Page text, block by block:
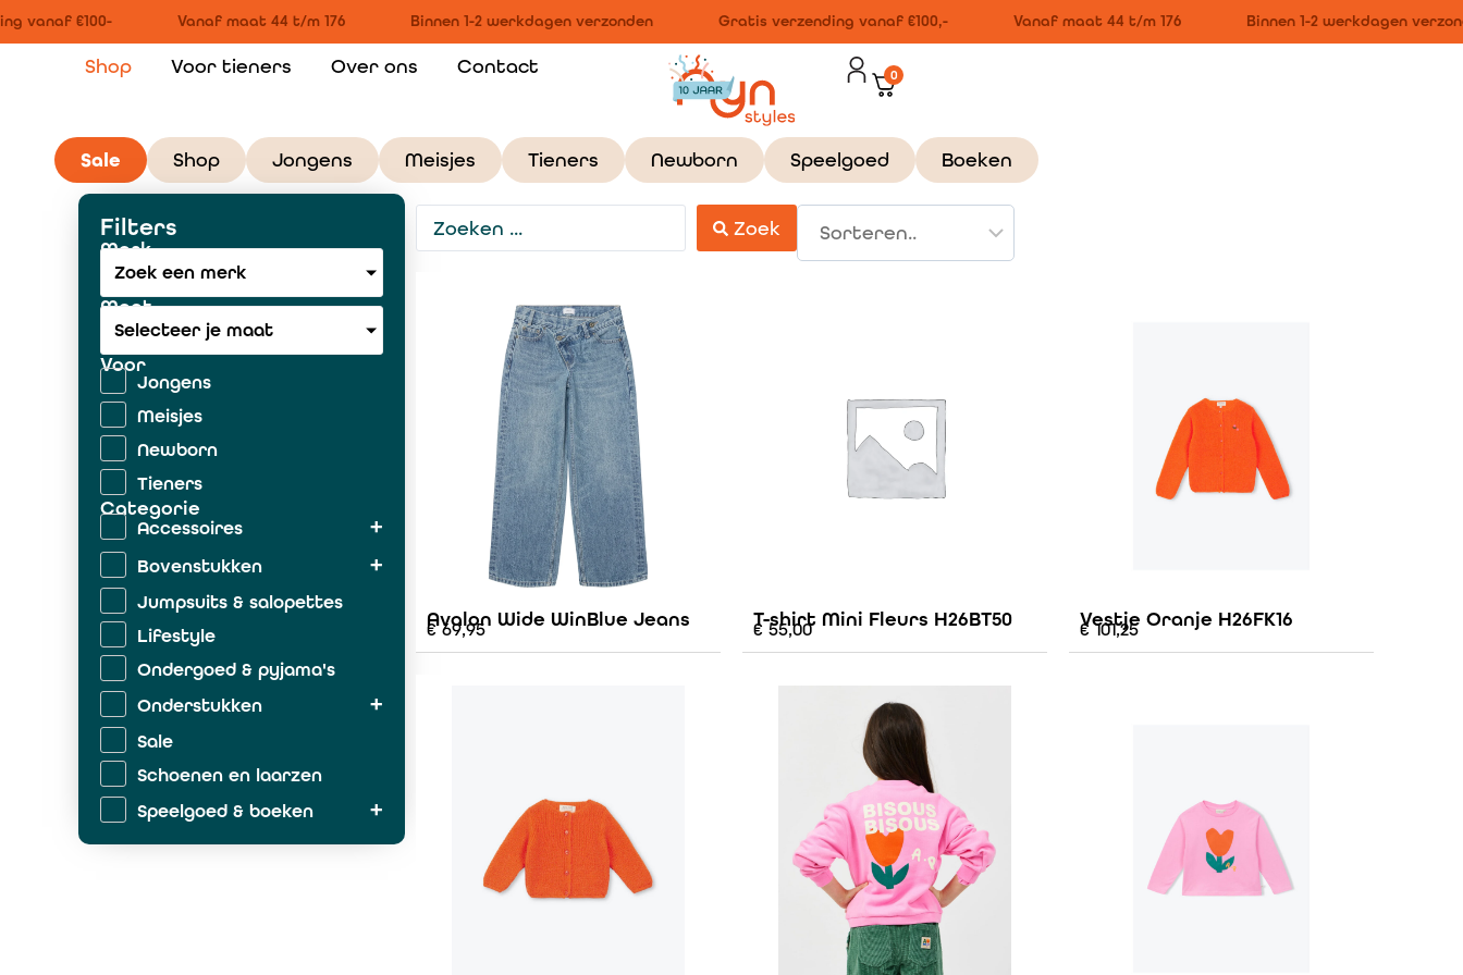
vanaf €100- Vanaf maat 44 t/m 176 Binnen 1-2 werkdagen verzonden Gratis verzending vanaf €100,- Vanaf maat 44 t/m 176 Binnen 1-2 werkdagen
Shop Voor tieners Over ons Contact 0
Sale Shop Jongens Meisjes Tieners Newborn Speelgoed Boeken
Filters
Merk
Zoek een merk
Maat
Selecteer je maat
Voor
Jongens
Meisjes
Newborn
Tieners
Categorie
Accessoires
Bovenstukken
Jumpsuits & salopettes
Lifestyle
Ondergoed & pyjama's
Onderstukken
Sale
Schoenen en laarzen
Speelgoed & boeken
Zwemkleding
Zoek
Avalon Wide WinBlue Jeans
€69,95 T-shirt Mini Fleurs H26BT50
€ 55,00 Vestje Oranje H26FK16
€101,25